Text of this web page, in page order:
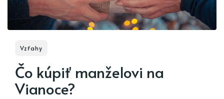
Vzťahy
Čo kúpiť manželovi na
Vianoce?